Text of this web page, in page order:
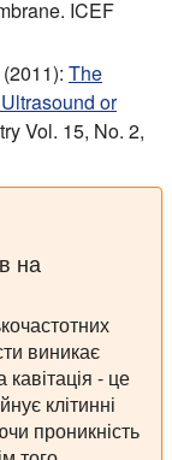
ICEF
The
or
Vol. 15, No. 2,
на
виникає
кавітація - це
клітинні
проникність